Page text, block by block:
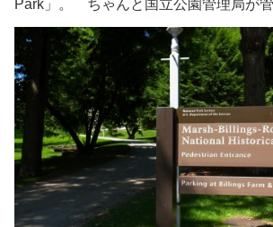
Park」。 ちゃんと国立公園管理局が管